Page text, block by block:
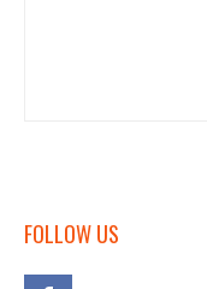
FOLLOW US